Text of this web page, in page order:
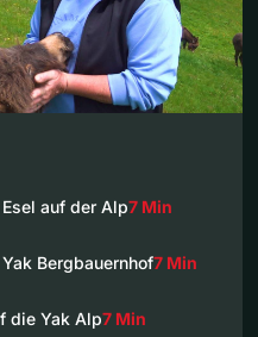
auf der Alp7 Min
Bergbauernhof7 Min
die Yak Alp7 Min